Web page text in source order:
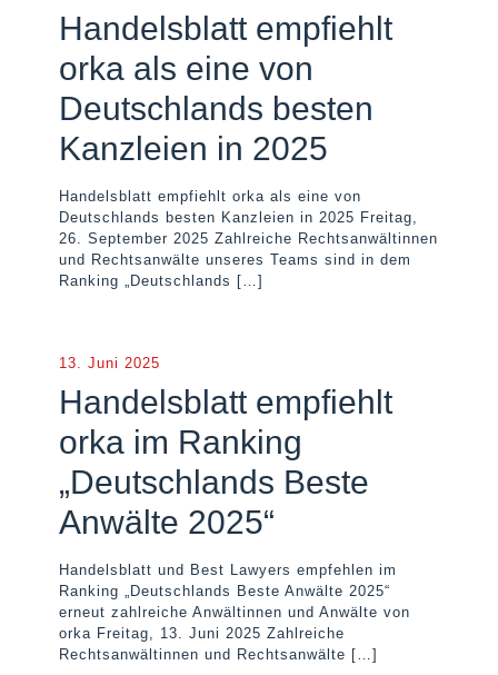
Handelsblatt empfiehlt
orka als eine von
Deutschlands besten
Kanzleien in 2025
Handelsblatt empfiehlt orka als eine von
Deutschlands besten Kanzleien in 2025 Freitag,
26. September 2025 Zahlreiche Rechtsanwältinnen
und Rechtsanwälte unseres Teams sind in dem
Ranking „Deutschlands […]
13. Juni 2025
Handelsblatt empfiehlt
orka im Ranking
„Deutschlands Beste
Anwälte 2025“
Handelsblatt und Best Lawyers empfehlen im
Ranking „Deutschlands Beste Anwälte 2025“
erneut zahlreiche Anwältinnen und Anwälte von
orka Freitag, 13. Juni 2025 Zahlreiche
Rechtsanwältinnen und Rechtsanwälte […]